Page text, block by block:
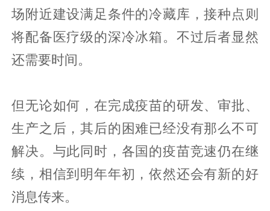
场附近建设满足条件的冷藏库，接种点则
将配备医疗级的深冷冰箱。不过后者显然
还需要时间。
但无论如何，在完成疫苗的研发、审批、
生产之后，其后的困难已经没有那么不可
解决。与此同时，各国的疫苗竞速仍在继
续，相信到明年年初，依然还会有新的好
消息传来。